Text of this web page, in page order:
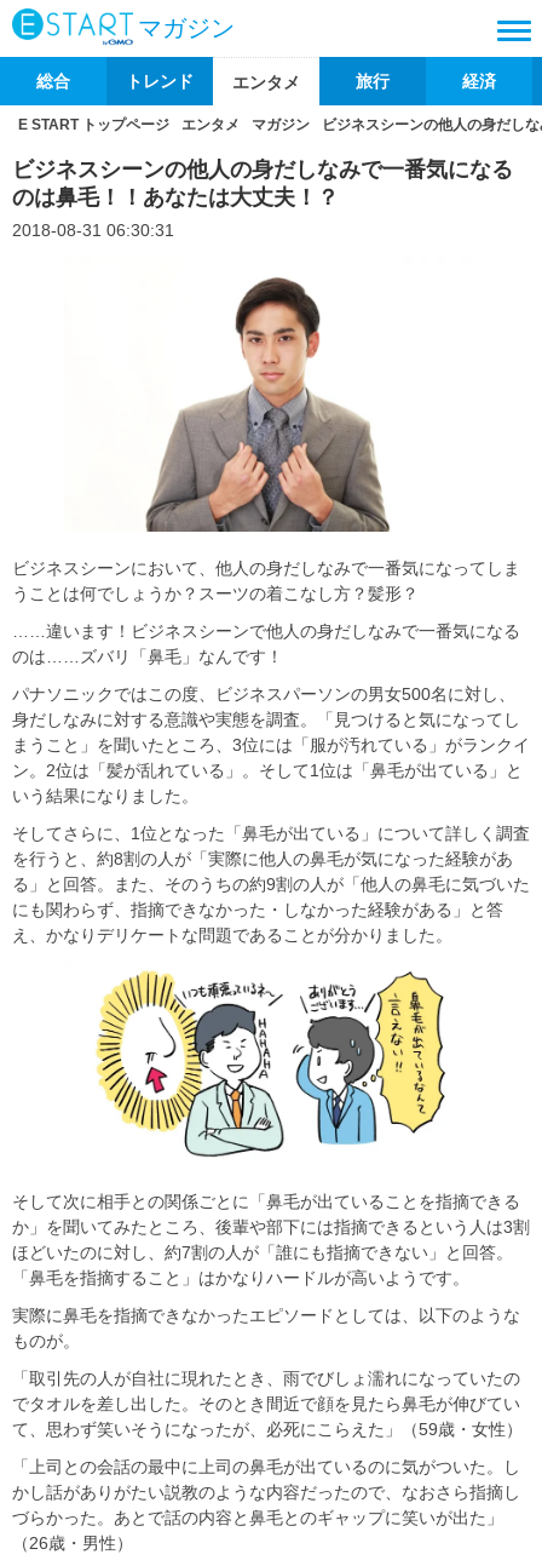
マガジン
総合 トレンド エンタメ 旅行 経済
E START トップページ エンタメ マガジン ビジネスシーンの他人の身だし
ビジネスシーンの他人の身だしなみで一番気になる
のは鼻毛！！あなたは大丈夫！？
2018-08-31 06:30:31
ビジネスシーンにおいて、他人の身だしなみで一番気になってしま
うことは何でしょうか？スーツの着こなし方？髪形？
……違います！ビジネスシーンで他人の身だしなみで一番気になる
のは……ズバリ「鼻毛」なんです！
パナソニックではこの度、ビジネスパーソンの男女500名に対し、
身だしなみに対する意識や実態を調査。「見つけると気になってし
まうこと」を聞いたところ、3位には「服が汚れている」がランクイ
ン。2位は「髪が乱れている」。そして1位は「鼻毛が出ている」と
いう結果になりました。
そしてさらに、1位となった「鼻毛が出ている」について詳しく調査
を行うと、約8割の人が「実際に他人の鼻毛が気になった経験があ
る」と回答。また、そのうちの約9割の人が「他人の鼻毛に気づいた
にも関わらず、指摘できなかった・しなかった経験がある」と答
え、かなりデリケートな問題であることが分かりました。
そして次に相手との関係ごとに「鼻毛が出ていることを指摘できる
か」を聞いてみたところ、後輩や部下には指摘できるという人は3割
ほどいたのに対し、約7割の人が「誰にも指摘できない」と回答。
「鼻毛を指摘すること」はかなりハードルが高いようです。
実際に鼻毛を指摘できなかったエピソードとしては、以下のような
ものが。
「取引先の人が自社に現れたとき、雨でびしょ濡れになっていたの
でタオルを差し出した。そのとき間近で顔を見たら鼻毛が伸びてい
て、思わず笑いそうになったが、必死にこらえた」（59歳・女性）
「上司との会話の最中に上司の鼻毛が出ているのに気がついた。し
かし話がありがたい説教のような内容だったので、なおさら指摘し
づらかった。あとで話の内容と鼻毛とのギャップに笑いが出た」
（26歳・男性）